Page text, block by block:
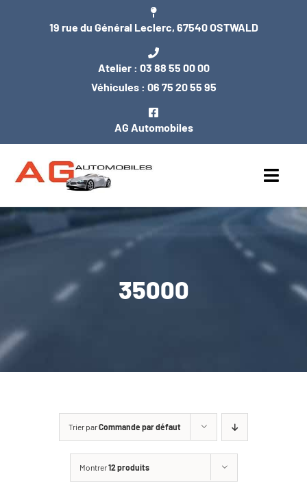
19 rue du Général Leclerc, 67540 OSTWALD
Atelier : 03 88 55 00 00
Véhicules : 06 75 20 55 95
AG Automobiles
ACCUEIL
ENTRETIEN / MÉCANIQUE
CARROSSERIE / VITRAGE
35000
Trier parCommande par défaut
Montrer12 produits